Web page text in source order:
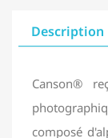
Description
Canson®
composé